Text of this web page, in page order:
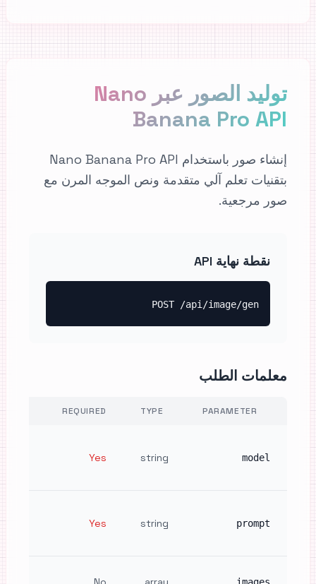
توليد الصور عبر Nano
Banana Pro API
إنشاء صور باستخدام Nano Banana Pro API
بتقنيات تعلم آلي متقدمة ونص الموجه المرن مع
صور مرجعية.
نقطة نهاية API
POST /api/image/gen
معلمات الطلب
PARAMETER
TYPE
REQUIRED
model
string
Yes
prompt
string
Yes